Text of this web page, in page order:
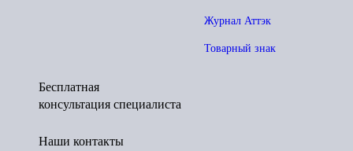
Журнал Аттэк
Товарный знак
Бесплатная
консультация специалиста
Наши контакты